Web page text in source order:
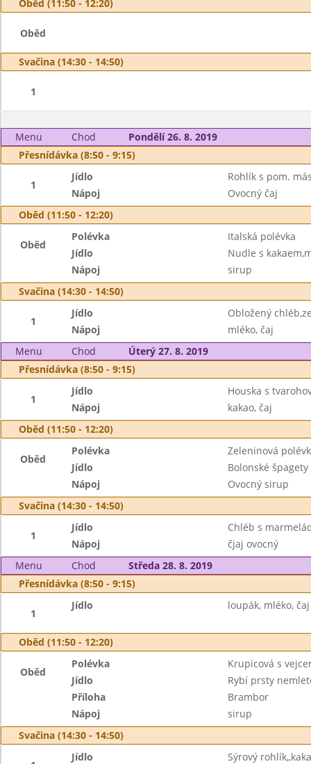
Oběd (11:50 - 12:20)
Oběd
Svačina (14:30 - 14:50)
1
Menu Chod
Pondělí 26. 8. 2019
Přesnídávka (8:50 - 9:15)
1
Jídlo
Rohlík s pom.
Nápoj
Ovocný čaj
Oběd (11:50 - 12:20)
Oběd
Polévka
Italská polévka
Jídlo
Nudle s
Nápoj
sirup
Svačina (14:30 - 14:50)
1
Jídlo
Obložený
Nápoj
mléko, čaj
Menu
Chod
Úterý 27. 8. 2019
Přesnídávka (8:50 - 9:15)
1
Jídlo
Houska s
Nápoj
kakao, čaj
Oběd (11:50 - 12:20)
Oběd
Polévka
Zeleninová
Jídlo
Bolonské špagety
Nápoj
Ovocný sirup
Svačina (14:30 - 14:50)
1
Jídlo
Chléb s
Nápoj
čjaj ovocný
Menu
Chod
Středa 28. 8. 2019
Přesnídávka (8:50 - 9:15)
1
Jídlo loupák, mléko, čaj
Oběd (11:50 - 12:20)
Oběd
Polévka
Krupicová s
Jídlo
Rybí prsty
Příloha
Brambor
Nápoj
sirup
Svačina (14:30 - 14:50)
Jídlo Sýrový